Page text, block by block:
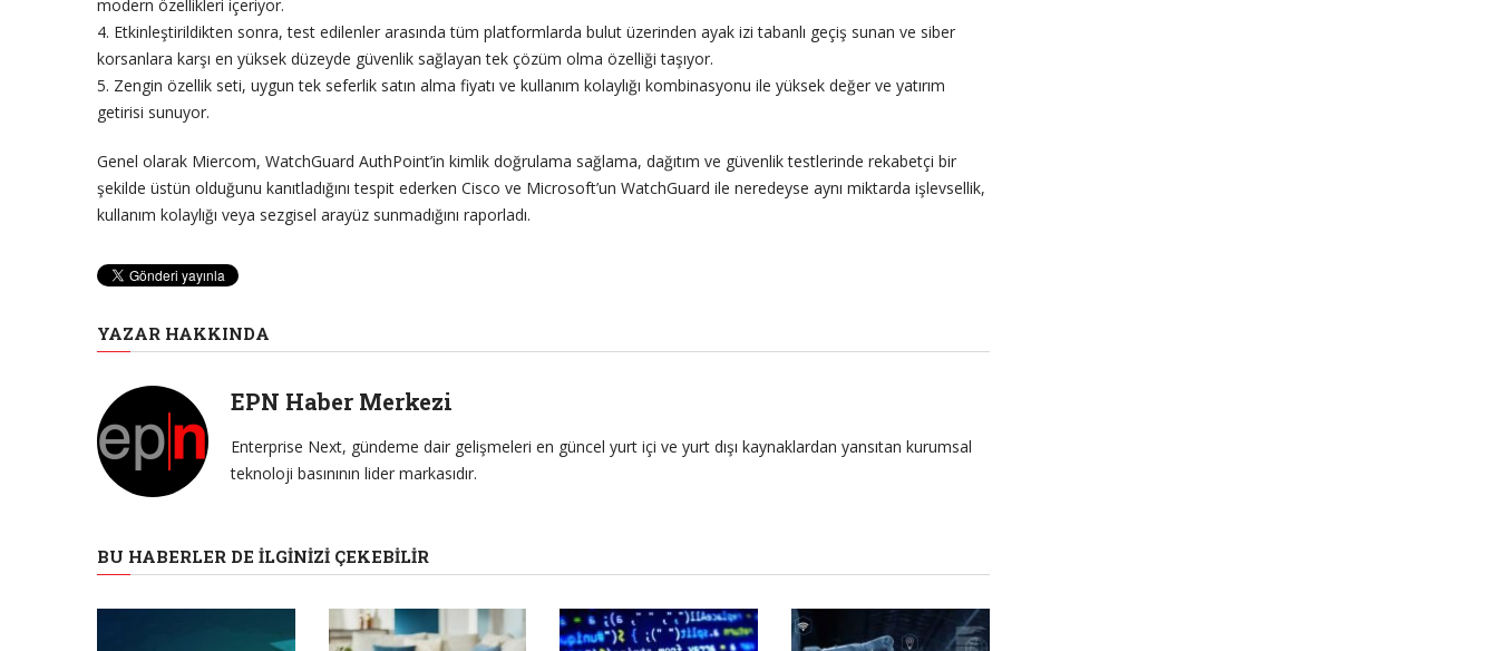
modern özellikleri içeriyor.
4. Etkinleştirildikten sonra, test edilenler arasında tüm platformlarda bulut üzerinden ayak izi tabanlı geçiş sunan ve siber
korsanlara karşı en yüksek düzeyde güvenlik sağlayan tek çözüm olma özelliği taşıyor.
5. Zengin özellik seti, uygun tek seferlik satın alma fiyatı ve kullanım kolaylığı kombinasyonu ile yüksek değer ve yatırım
getirisi sunuyor.
Genel olarak Miercom, WatchGuard AuthPoint’in kimlik doğrulama sağlama, dağıtım ve güvenlik testlerinde rekabetçi bir
şekilde üstün olduğunu kanıtladığını tespit ederken Cisco ve Microsoft’un WatchGuard ile neredeyse aynı miktarda işlevsellik,
kullanım kolaylığı veya sezgisel arayüz sunmadığını raporladı.
YAZAR HAKKINDA
EPN Haber Merkezi
Enterprise Next, gündeme dair gelişmeleri en güncel yurt içi ve yurt dışı kaynaklardan yansıtan kurumsal
teknoloji basınının lider markasıdır.
BU HABERLER DE İLGINIZI ÇEKEBILIR